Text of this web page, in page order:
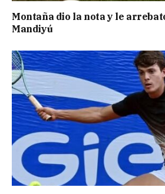
Montaña dio la nota y le
Mandiyú